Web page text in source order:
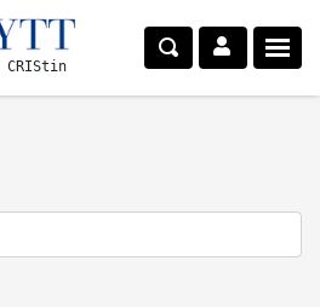
CRIStin